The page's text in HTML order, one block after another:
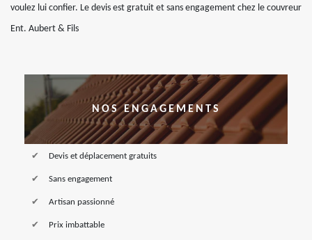
voulez lui confier. Le devis est gratuit et sans engagement chez le couvreur
Ent. Aubert & Fils
NOS ENGAGEMENTS
Devis et déplacement gratuits
Sans engagement
Artisan passionné
Prix imbattable